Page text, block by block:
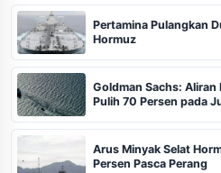
Pertamina Pulangkan
Hormuz
Goldman Sachs: Aliran
Pulih 70 Persen pada
Arus Minyak Selat
Persen Pasca Perang